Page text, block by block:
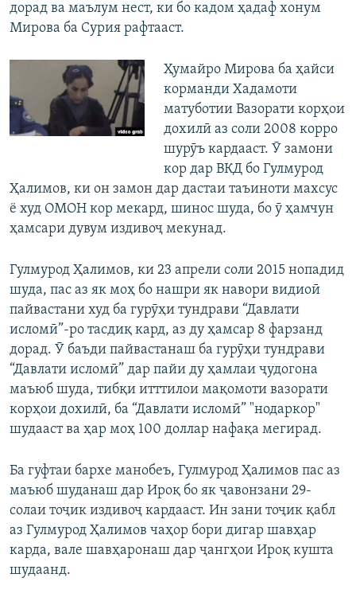
дорад ва маълум нест, ки бо кадом ҳадаф хонум
Мирова ба Сурия рафтааст.
Ҳумайро Мирова ба ҳайси
корманди Хадамоти
матуботии Вазорати корҳои
дохилӣ аз соли 2008 корро
шурӯъ кардааст. Ӯ замони
кор дар ВКД бо Гулмурод
Ҳалимов, ки он замон дар дастаи таъиноти махсус
ё худ ОМОН кор мекард, шинос шуда, бо ӯ ҳамчун
ҳамсари дувум издивоҷ мекунад.
Гулмурод Ҳалимов, ки 23 апрели соли 2015 нопадид
шуда, пас аз як моҳ бо нашри як навори видиоӣ
пайвастани худ ба гурӯҳи тундрави “Давлати
исломӣ”-ро тасдиқ кард, аз ду ҳамсар 8 фарзанд
дорад. Ӯ баъди пайвастанаш ба гурӯҳи тундрави
“Давлати исломӣ” дар пайи ду ҳамлаи ҷудогона
маъюб шуда, тибқи итттилои мақомоти вазорати
корҳои дохилӣ, ба “Давлати исломӣ” "нодаркор"
шудааст ва ҳар моҳ 100 доллар нафақа мегирад.
Ба гуфтаи бархе манобеъ, Гулмурод Ҳалимов пас аз
маъюб шуданаш дар Ироқ бо як ҷавонзани 29-
солаи тоҷик издивоҷ кардааст. Ин зани тоҷик қабл
аз Гулмурод Ҳалимов чаҳор бори дигар шавҳар
карда, вале шавҳаронаш дар ҷангҳои Ироқ кушта
шудаанд.